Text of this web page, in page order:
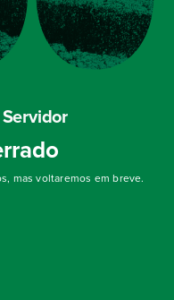
mas voltaremos em breve.